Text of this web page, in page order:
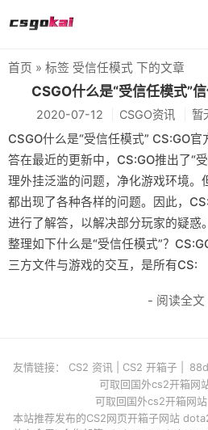
farmskins
88dog
88hash-
首页 » 标签 受信任模式 下的文章
CSGO什么是“受信任模式”
2020-07-12 CSGO资讯 暂
CSGO什么是“受信任模式” CS:GO
答在最近的更新中，CS:GO推出了“
理外挂泛滥的问题，净化游戏环境。
都出现了各种各样的问题。因此，
进行了解答，以解决部分玩家的疑惑
整理如下什么是“受信任模式”？
三方文件与游戏的交互，是所有CS:
- 阅读全文
友情链接： CS2 资讯 CS2 开箱子
可取回国外cs2开箱网
可取回国外cs2开箱网
本站推荐发布的CS2网页开箱子网站